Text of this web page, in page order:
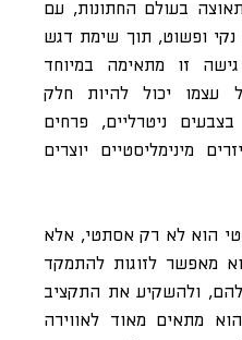
בעולם החתונות, עם
נקי ופשוט, תוך שימת דגש
זו מתאימה במיוחד
עצמו יכול להיות חלק
ניטרליים, פרחים
מינימליסטיים יוצרים
הוא לא רק אסתטי, אלא
מאפשר לזוגות להתמקד
ולהשקיע את התקציב
מתאים מאוד לאווירה